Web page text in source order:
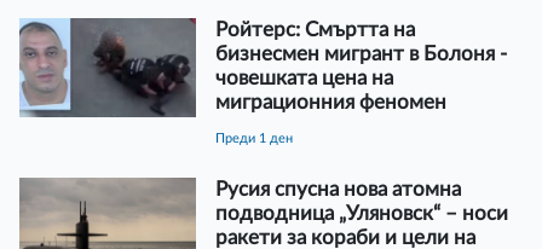
Ройтерс: Смъртта на
бизнесмен мигрант в Болоня -
човешката цена на
миграционния феномен
преди 1 ден
Русия спусна нова атомна
подводница „Уляновск“ – носи
ракети за кораби и цели на